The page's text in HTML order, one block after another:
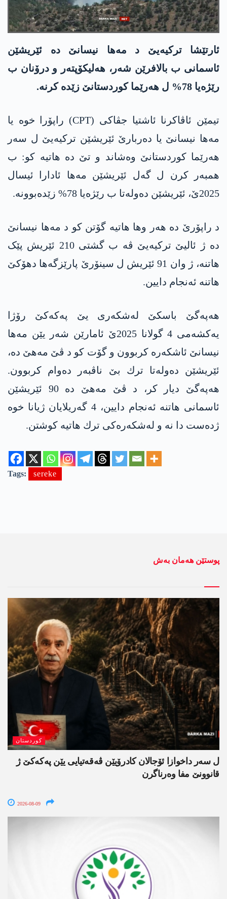
ئارتێشا تركیه‌یێ د مه‌ها نیسانێ ده‌ ئێریشێن
ئاسمانی ب بالافرێن شه‌ر، هه‌لیكۆپته‌ر و درۆنان ب
رێژه‌یا 78% ل هه‌رێما كوردستانێ زێده‌ كرنه‌.
تیمێن ئاڤاکرنا ئاشتیا جڤاکی (CPT) راپۆرا خوە یا
مەها نیسانێ یا دەربارێ ئێریشێن ترکیەیێ ل سەر
هەرێما كوردستانێ وه‌شاند و تێ ده‌ هاتیه‌ كو: ب
همبه‌ر كرن ل گه‌ل ئێریشێن مه‌ها ئادارا ئیسال
2025ێ، ئێریشێن ده‌وله‌تا ب رێژه‌یا 78% زێده‌بوونه‌.
د راپۆرێ ده‌ هه‌ر وها هاتیه‌ گۆتن كو د مەها نیسانێ
دە ژ ئالیێ ترکیەیێ ڤە ب گشتی 210 ئێریش پێک
هاتنه‌، ژ وان 91 ئێریش ل سینۆرێ پارێزگه‌ها دهۆكێ
هاتنه‌ ئه‌نجام دایین.
هه‌په‌گێ باسكێ له‌شكه‌ری یێ په‌كه‌كێ رۆژا
یه‌كشه‌می 4 گولانا 2025ێ ئامارێن شه‌ر یێن مه‌ها
نیسانێ ئاشكه‌ره‌ كربوون و گۆت كو د ڤێ مه‌هێ ده‌،
ئێریشێن ده‌وله‌تا ترك بێ ناڤبه‌ر ده‌وام كربوون.
هه‌په‌گێ دیار كر، د ڤێ مه‌هێ ده‌ 90 ئێریشێن
ئاسمانی هاتنه‌ ئه‌نجام دایین، 4 گه‌ریلایان ژیانا خوه‌
ژده‌ست دا نه‌ و له‌شكه‌ره‌كی ترك هاتیه‌ كوشتن.
Tags: sereke
پوستێن ھەمان بەش
کوردستان
ل سەر داخوازا ئۆجالان کادرۆیێن ڤەقەتیایی یێن پەکەکێ ژ
قانوونێ مفا وەرناگرن
2026-08-09